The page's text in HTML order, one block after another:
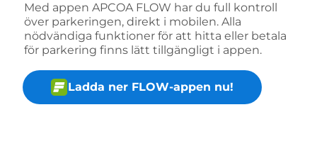
Med appen APCOA FLOW har du full kontroll
över parkeringen, direkt i mobilen. Alla
nödvändiga funktioner för att hitta eller betala
för parkering finns lätt tillgängligt i appen.
Ladda ner FLOW-appen nu!